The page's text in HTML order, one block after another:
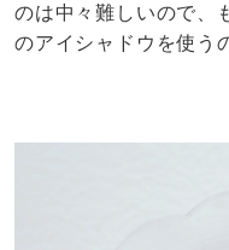
のは中々難しいので、
のアイシャドウを使う